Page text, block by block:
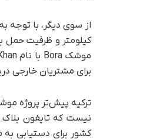
برای مشتریان خارجی